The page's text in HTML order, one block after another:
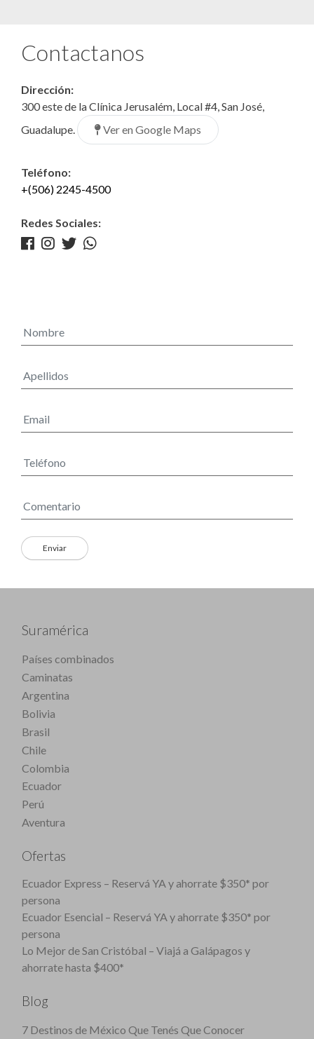
Contactanos
Dirección:
300 este de la Clínica Jerusalém, Local #4, San José,
Guadalupe.
Ver en Google Maps
Teléfono:
+(506) 2245-4500
Redes Sociales:
Suramérica
Países combinados
Caminatas
Argentina
Bolivia
Brasil
Chile
Colombia
Ecuador
Perú
Aventura
Ofertas
Ecuador Express – Reservá YA y ahorrate $350* por
persona
Ecuador Esencial – Reservá YA y ahorrate $350* por
persona
Lo Mejor de San Cristóbal – Viajá a Galápagos y
ahorrate hasta $400*
Blog
7 Destinos de México Que Tenés Que Conocer